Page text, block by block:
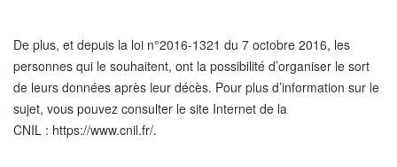
De plus, et depuis la loi n°2016-1321 du 7 octobre 2016, les
personnes qui le souhaitent, ont la possibilité d’organiser le sort
de leurs données après leur décès. Pour plus d’information sur le
sujet, vous pouvez consulter le site Internet de la
CNIL : https://www.cnil.fr/.